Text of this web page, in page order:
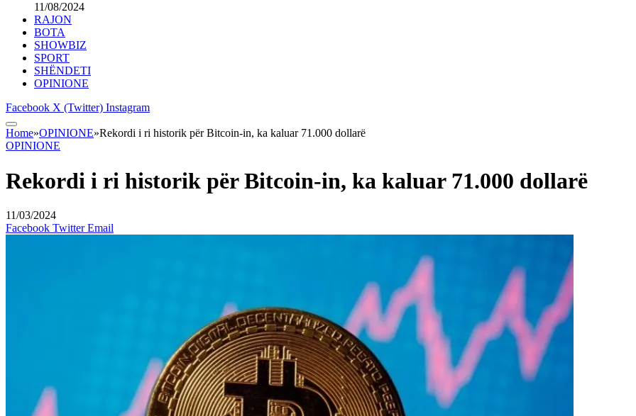
11/08/2024
RAJON
BOTA
SHOWBIZ
SPORT
SHËNDETI
OPINIONE
Facebook X (Twitter) Instagram
Home»OPINIONE»Rekordi i ri historik për Bitcoin-in, ka kaluar 71.000 dollarë
OPINIONE
Rekordi i ri historik për Bitcoin-in, ka kaluar 71.000 dollarë
11/03/2024
Facebook Twitter Email